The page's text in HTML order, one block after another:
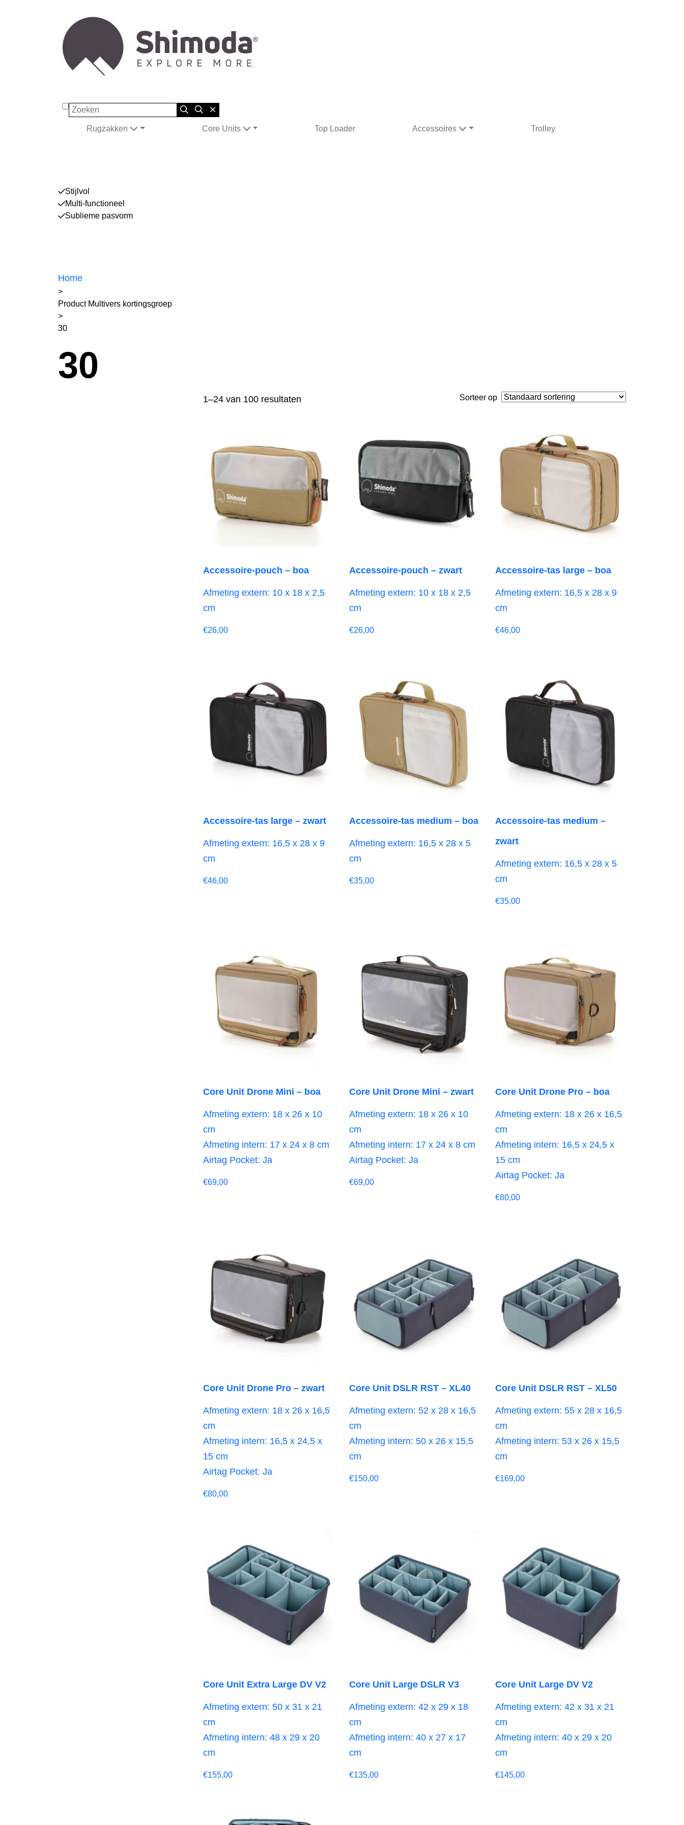
Zoeken
Rugzakken Core Units Top Loader Accessoires Trolley
Stijlvol
Multi-functioneel
Sublieme pasvorm
Home
>
Product Multivers kortingsgroep
>
30
30
1–24 van 100 resultaten Sorteer op
Accessoire-pouch – boa
Afmeting extern: 10 x 18 x 2,5
cm
€26,00
Accessoire-pouch – zwart
Afmeting extern: 10 x 18 x 2,5
cm
€26,00
Accessoire-tas large – boa
Afmeting extern: 16,5 x 28 x 9
cm
€46,00
Accessoire-tas large – zwart
Afmeting extern: 16,5 x 28 x 9
cm
€46,00
Accessoire-tas medium – boa
Afmeting extern: 16,5 x 28 x 5
cm
€35,00
Accessoire-tas medium –
zwart
Afmeting extern: 16,5 x 28 x 5
cm
€35,00
Core Unit Drone Mini – boa
Afmeting extern: 18 x 26 x 10
cm
Afmeting intern: 17 x 24 x 8 cm
Airtag Pocket: Ja
€69,00
Core Unit Drone Mini – zwart
Afmeting extern: 18 x 26 x 10
cm
Afmeting intern: 17 x 24 x 8 cm
Airtag Pocket: Ja
€69,00
Core Unit Drone Pro – boa
Afmeting extern: 18 x 26 x 16,5
cm
Afmeting intern: 16,5 x 24,5 x
15 cm
Airtag Pocket: Ja
€80,00
Core Unit Drone Pro – zwart
Afmeting extern: 18 x 26 x 16,5
cm
Afmeting intern: 16,5 x 24,5 x
15 cm
Airtag Pocket: Ja
€80,00
Core Unit DSLR RST – XL40
Afmeting extern: 52 x 28 x 16,5
cm
Afmeting intern: 50 x 26 x 15,5
cm
€150,00
Core Unit DSLR RST – XL50
Afmeting extern: 55 x 28 x 16,5
cm
Afmeting intern: 53 x 26 x 15,5
cm
€169,00
Core Unit Extra Large DV V2
Afmeting extern: 50 x 31 x 21
cm
Afmeting intern: 48 x 29 x 20
cm
€155,00
Core Unit Large DSLR V3
Afmeting extern: 42 x 29 x 18
cm
Afmeting intern: 40 x 27 x 17
cm
€135,00
Core Unit Large DV V2
Afmeting extern: 42 x 31 x 21
cm
Afmeting intern: 40 x 29 x 20
cm
€145,00